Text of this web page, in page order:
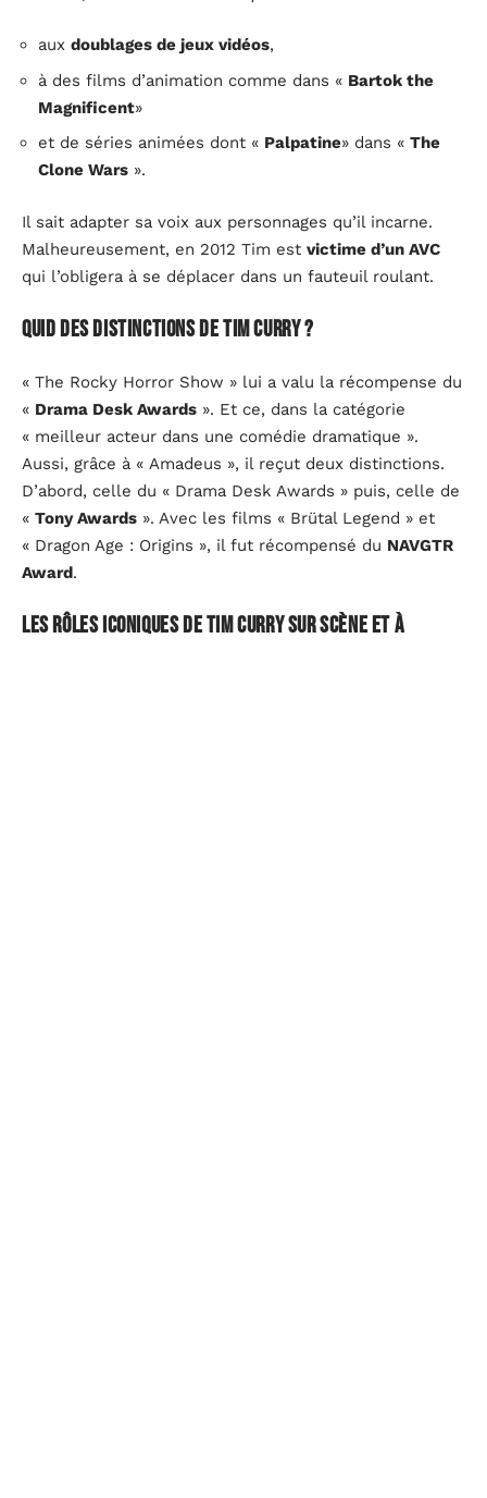
aux doublages de jeux vidéos,
à des films d’animation comme dans « Bartok the
Magnificent»
et de séries animées dont « Palpatine» dans « The
Clone Wars ».
Il sait adapter sa voix aux personnages qu’il incarne.
Malheureusement, en 2012 Tim est victime d’un AVC
qui l’obligera à se déplacer dans un fauteuil roulant.
Quid des distinctions de Tim Curry ?
« The Rocky Horror Show » lui a valu la récompense du
« Drama Desk Awards ». Et ce, dans la catégorie
« meilleur acteur dans une comédie dramatique ».
Aussi, grâce à « Amadeus », il reçut deux distinctions.
D’abord, celle du « Drama Desk Awards » puis, celle de
« Tony Awards ». Avec les films « Brütal Legend » et
« Dragon Age : Origins », il fut récompensé du NAVGTR
Award.
Les rôles iconiques de Tim Curry sur scène et à